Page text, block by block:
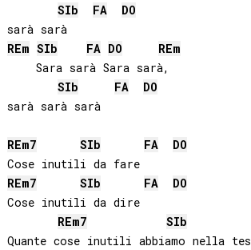
SIb
FA
DO
sarà sarà
REm SIb FA DO REm
    Sara sarà Sara sarà,
SIb
FA
DO
sarà sarà sarà
REm7 SIb FA
DO
Cose inutili da fare
REm7 SIb FA
DO
Cose inutili da dire
REm7 SIb
Quante cose inutili abbiamo nella